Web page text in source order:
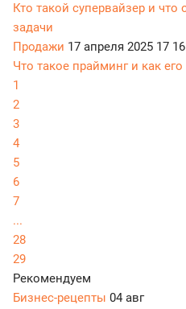
Кто такой супервайзер и что
задачи
Продажи 17 апреля 2025 17
Что такое прайминг и как
1
2
3
4
5
6
7
...
28
29
Рекомендуем
Бизнес-рецепты 04 авг